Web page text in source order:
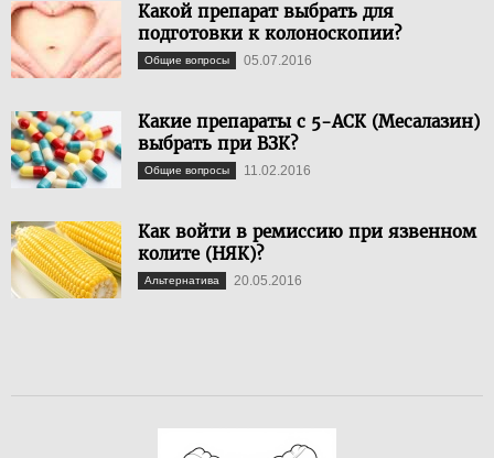
Какой препарат выбрать для
подготовки к колоноскопии?
Общие вопросы 05.07.2016
Какие препараты с 5-АСК (Месалазин)
выбрать при ВЗК?
Общие вопросы 11.02.2016
Как войти в ремиссию при язвенном
колите (НЯК)?
Альтернатива 20.05.2016